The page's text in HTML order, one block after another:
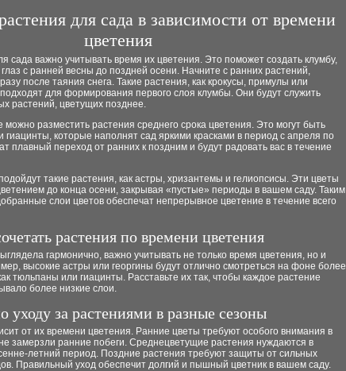
для сада в зависимости от времени
цветения
сада важно учитывать время их цветения. Это поможет создать клумбу,
с ранней весны до поздней осени. Начните с ранних растений,
после таяния снега. Такие растения, как крокусы, примулы или
для формирования первого слоя клумбы. Они будут служить
растений, цветущих позднее.
разместить растения среднего срока цветения. Это могут быть
которые наполнят сад яркими красками в период с апреля по
плавный переход от ранних к поздним и будут радовать вас в течение
такие растения, как астры, хризантемы и гелиопсисы. Эти цветы
до конца осени, закрывая «пустые» периоды в вашем саду. Таким
слои цветов обеспечат непрерывное цветение в течение всего
растения по времени цветения
гармонично, важно учитывать не только время цветения, но и
высокие астры или георгины будут отлично смотреться на фоне более
тюльпаны или гиацинты. Расставьте их так, чтобы каждое растение
более низкие слои.
уходу за растениями в разные сезоны
от их времени цветения. Ранние цветы требуют особого внимания в
замерзли ранние побеги. Среднецветущие растения нуждаются в
летний период. Поздние растения требуют защиты от сильных
Правильный уход обеспечит долгий и пышный цветник в вашем саду.